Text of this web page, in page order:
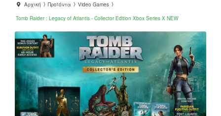
Αρχική Προϊόντα
Video Games
Tomb Raider : Legacy of Atlantis - Collector Edition Xbox Series X NEW